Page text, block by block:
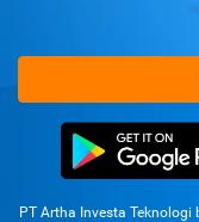
PT Artha Investa